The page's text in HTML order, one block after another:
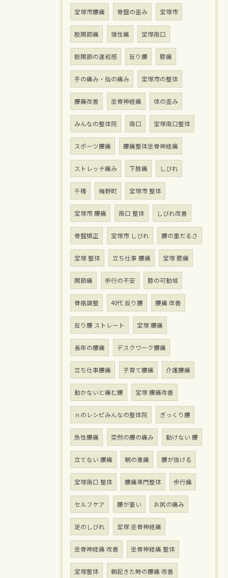
宝塚市腰痛 骨盤の歪み 宝塚市
股関節痛 慢性痛 宝塚南口
股関節の違和感 反り腰 膝痛
手の痛み・指の痛み 宝塚市の整体
腰痛改善 坐骨神経痛 体の歪み
みんなの整体院 南口 宝塚南口整体
スポーツ腰痛 腰痛整体坐骨神経痛
ストレッチ痛み 下肢痛 しびれ
千種 梅野町 宝塚市 整体
宝塚市 腰痛 南口 整体 しびれ改善
骨盤矯正 宝塚市 しびれ 腰の重だるさ
宝塚 整体 立ち仕事 腰痛 宝塚 膝痛
関節痛 歩行の不安 膝の可動域
骨格調整 40代 反り腰 腰痛 改善
反り腰 ストレート 宝塚 腰痛
長年の腰痛 デスクワーク腰痛
立ち仕事腰痛 子育て腰痛 介護腰痛
動かないと痛む腰 宝塚 腰痛改善
ｎのレシピみんなの整体院 ぎっくり腰
急性腰痛 突然の腰の痛み 動けない 腰
立てない 腰痛 朝の激痛 腰が抜ける
宝塚南口 整体 腰痛専門整体 歩行痛
セルフケア 腰が重い お尻の痛み
足のしびれ 宝塚 坐骨神経痛
坐骨神経痛 改善 坐骨神経痛 整体
宝塚整体 朝起きた時の腰痛 改善